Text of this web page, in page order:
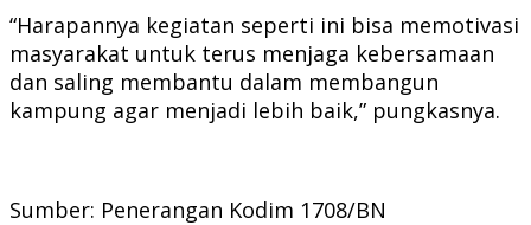
“Harapannya kegiatan seperti ini bisa memotivasi
masyarakat untuk terus menjaga kebersamaan
dan saling membantu dalam membangun
kampung agar menjadi lebih baik,” pungkasnya.
Sumber: Penerangan Kodim 1708/BN